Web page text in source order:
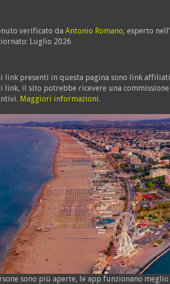
verificato da Antonio Romano, esperto
Luglio 2026
link presenti in questa pagina sono link
link, il sito potrebbe ricevere una commissione
Maggiori informazioni.
sono più aperte, le app funzionano